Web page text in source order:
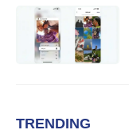
TRENDING